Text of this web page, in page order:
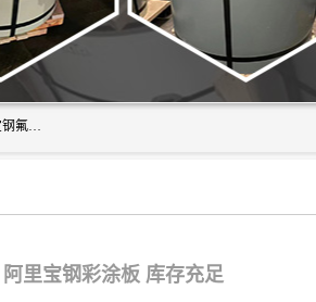
上海轩本实业有限公司主营产品：宝钢彩钢板、宝钢彩钢卷、宝钢彩涂板、宝钢彩涂卷、宝钢高耐候彩钢板，宝钢氟碳彩钢板。是一家集钢铁贸易，物流、加工为一体的产业全配套公司。
阿里宝钢彩涂板 库存充足